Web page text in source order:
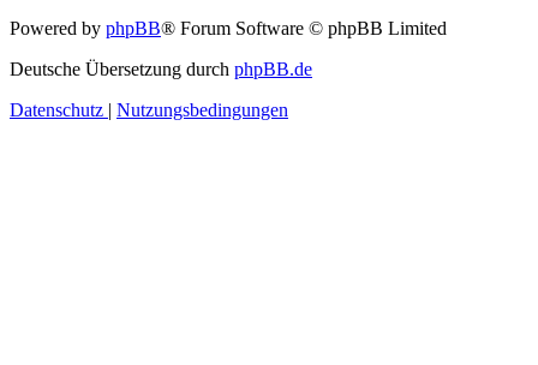
Powered by phpBB® Forum Software © phpBB Limited
Deutsche Übersetzung durch phpBB.de
Datenschutz | Nutzungsbedingungen